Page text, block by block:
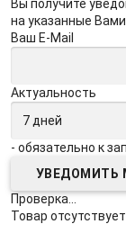
Вы получите
на указанные
Ваш E-Mail
Актуальность
- обязательно к
Проверка...
Товар